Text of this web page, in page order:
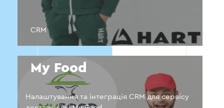
CRM
My Food
Налаштування та інтеграція CRM для сервісу